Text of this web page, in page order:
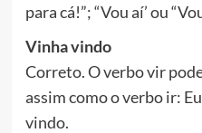
para cá!”; “Vou aí’ ou
Vinha vindo
Correto. O verbo vir
assim como o verbo ir:
vindo.